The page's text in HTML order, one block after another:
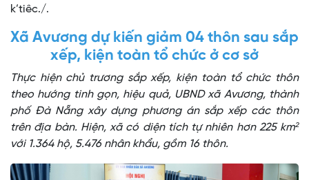
k’tiêc./.
Xã Avương dự kiến giảm 04 thôn sau sắp
xếp, kiện toàn tổ chức ở cơ sở
Thực hiện chủ trương sắp xếp, kiện toàn tổ chức thôn
theo hướng tinh gọn, hiệu quả, UBND xã Avương, thành
phố Đà Nẵng xây dựng phương án sắp xếp các thôn
trên địa bàn. Hiện, xã có diện tích tự nhiên hơn 225 km²
với 1.364 hộ, 5.476 nhân khẩu, gồm 16 thôn.